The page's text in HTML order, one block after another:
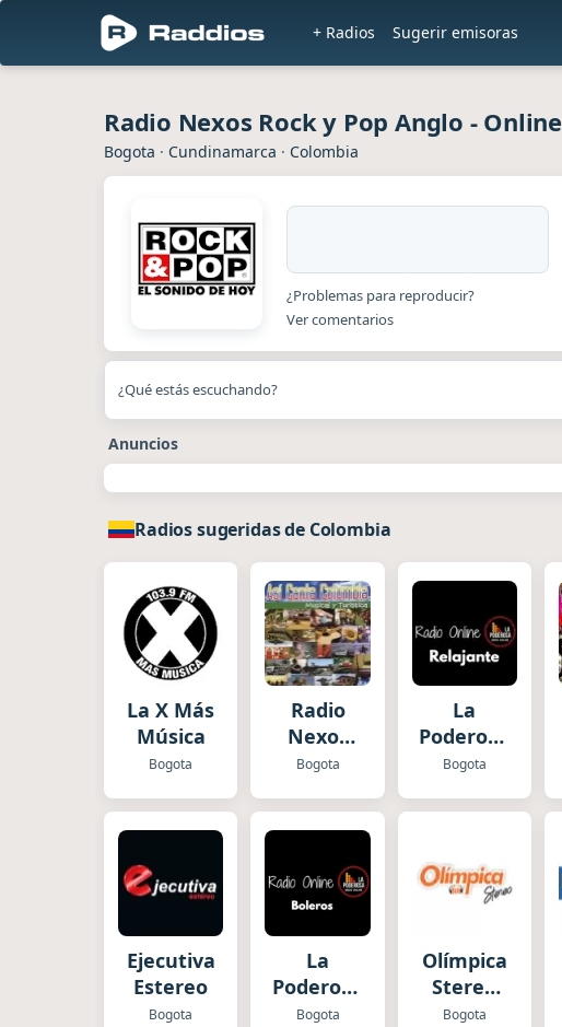
+ Radios Sugerir emisoras
Radio Nexos Rock y Pop Anglo - Online
Bogota · Cundinamarca · Colombia
¿Problemas para reproducir?
Ver comentarios
¿Qué estás escuchando?
Anuncios
Radios sugeridas de Colombia
La X Más
Música
Bogota
Radio
Nexos
Asi Canta
Bogota
La
Poderosa
Radio
Bogota
Ejecutiva
Estereo
Bogota
La
Poderosa
Radio
Bogota
Olímpica
Stereo
Bogotá
Bogota